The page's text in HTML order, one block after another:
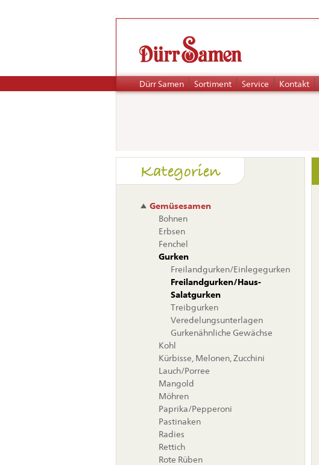
Navigation
überspringen
Dürr Samen Sortiment Service Kontakt
Kategorien
Gemüsesamen
Bohnen
Erbsen
Fenchel
Gurken
Freilandgurken/Einlegegurken
Freilandgurken/Haus-
Salatgurken
Treibgurken
Veredelungsunterlagen
Gurkenähnliche Gewächse
Kohl
Kürbisse, Melonen, Zucchini
Lauch/Porree
Mangold
Möhren
Paprika/Pepperoni
Pastinaken
Radies
Rettich
Rote Rüben